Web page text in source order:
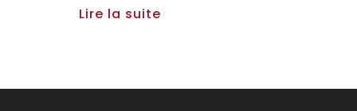
Lire la suite